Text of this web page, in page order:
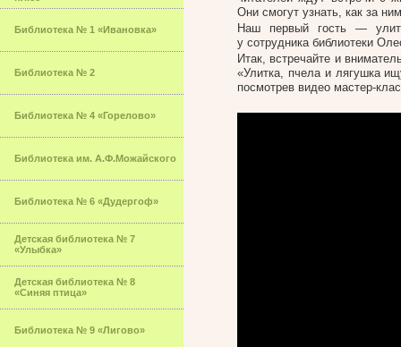
Библиотека № 1 «Ивановка»
Библиотека № 2
Библиотека № 4 «Горелово»
Библиотека им. А.Ф.Можайского
Библиотека № 6 «Дудергоф»
Детская библиотека № 7
«Улыбка»
Детская библиотека № 8
«Синяя птица»
Библиотека № 9 «Лигово»
Они смогут узнать, как за
Наш первый гость —
у сотрудника библиотеки
Итак, встречайте и
«Улитка, пчела и лягушка
посмотрев видео мастер-